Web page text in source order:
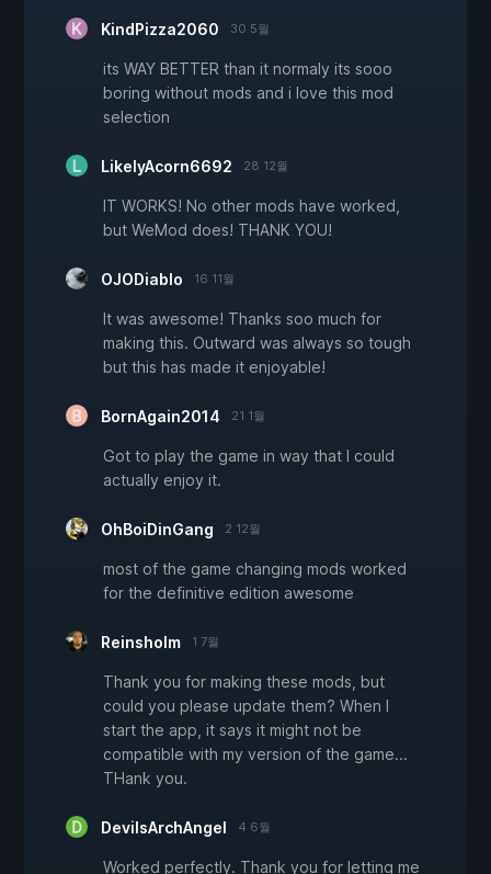
KindPizza2060 30 5월
its WAY BETTER than it normaly its sooo
boring without mods and i love this mod
selection
LikelyAcorn6692 28 12월
IT WORKS! No other mods have worked,
but WeMod does! THANK YOU!
OJODiablo 16 11월
It was awesome! Thanks soo much for
making this. Outward was always so tough
but this has made it enjoyable!
BornAgain2014 21 1월
Got to play the game in way that I could
actually enjoy it.
OhBoiDinGang 2 12월
most of the game changing mods worked
for the definitive edition awesome
Reinsholm 1 7월
Thank you for making these mods, but
could you please update them? When I
start the app, it says it might not be
compatible with my version of the game...
THank you.
DevilsArchAngel 4 6월
Worked perfectly. Thank you for letting me